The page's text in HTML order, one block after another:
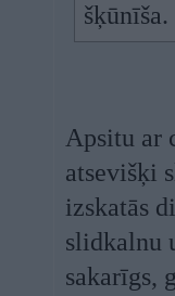
šķūnīša.
Apsitu ar
atsevišķi
izskatās
slidkalnu
sakarīgs,